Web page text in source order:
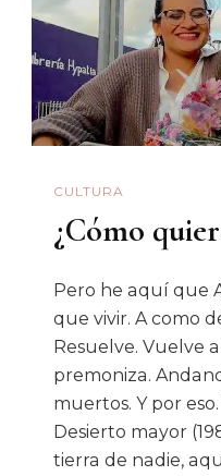
CULTURA
¿Cómo
Pero he aquí que
que vivir. A como
Resuelve. Vuelve
premoniza.
muertos. Y por
Desierto mayor
tierra de nadie,